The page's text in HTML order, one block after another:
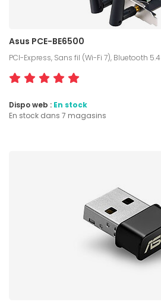
Asus PCE-BE6500
PCI-Express, Sans fil (Wi-Fi 7), Bluetooth 5.4
Dispo web : En stock
En stock dans 7 magasins